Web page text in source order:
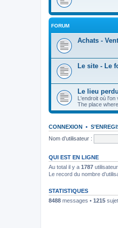
FORUM
Achats -
Le site - Le
Le lieu
L'endroit où l'on
The place
CONNEXION •
Nom d’utilisateur :
QUI EST EN LIGNE
Au total il y a 1787
Le record du nombre
STATISTIQUES
8488 messages • 1215